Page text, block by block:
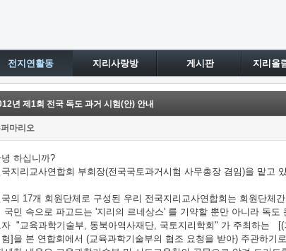
전지연활동 지리사랑방 게시판 지리올
년 제1회 전국 독도 과거 시험(안) 안내
마리오
녕 하십니까?
국지리교사연합회 부회장(전국국토과거시험 사무총장 겸임)을 맡고
국의 17개 회원단체로 구성된 우리 전국지리교사연합회는 회원단체
국민 속으로 파고드는 '지리의 르네상스' 를 기약할 뿐만 아니라 독도
자 "교육과학기술부, 동북아역사재단, 국토지리학회" 가 주최하는 [(
]을 본 연합회에서 (교육과학기술부의 협조 요청을 받아) 주관하기